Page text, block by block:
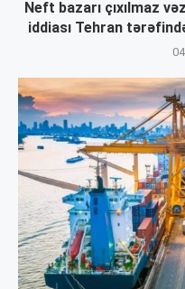
Neft bazarı çıxılmaz
iddiası Tehran